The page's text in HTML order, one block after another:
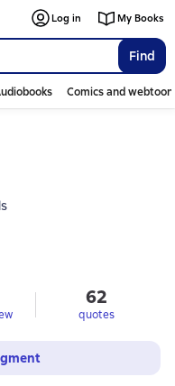
Find
Log in My Books
Comics and
62
quotes